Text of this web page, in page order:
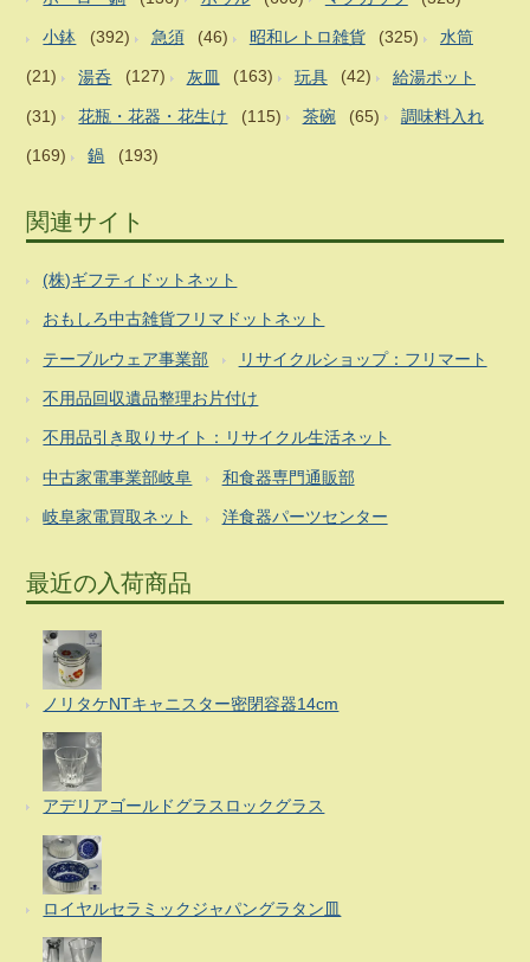
小鉢 (392) 急須 (46) 昭和レトロ雑貨 (325) 水筒
(21) 湯呑 (127) 灰皿 (163) 玩具 (42) 給湯ポット
(31) 花瓶・花器・花生け (115) 茶碗 (65) 調味料入れ
(169) 鍋 (193)
関連サイト
(株)ギフティドットネット
おもしろ中古雑貨フリマドットネット
テーブルウェア事業部 リサイクルショップ：フリマート
不用品回収遺品整理お片付け
不用品引き取りサイト：リサイクル生活ネット
中古家電事業部岐阜 和食器専門通販部
岐阜家電買取ネット 洋食器パーツセンター
最近の入荷商品
ノリタケNTキャニスター密閉容器14cm
アデリアゴールドグラスロックグラス
ロイヤルセラミックジャパングラタン皿